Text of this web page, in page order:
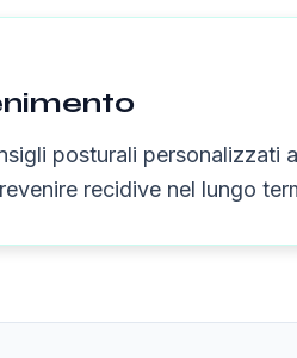
posturali personalizzati
recidive nel lungo